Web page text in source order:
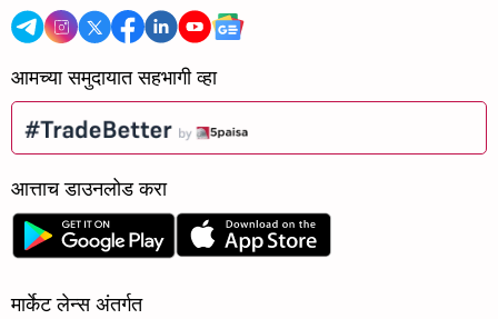
आमच्या समुदायात सहभागी व्हा
आत्ताच डाउनलोड करा
मार्केट लेन्स अंतर्गत